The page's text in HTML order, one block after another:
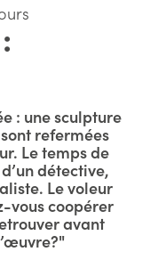
: une sculpture
refermées
Le temps de
détective,
Le voleur
vous coopérer
avant